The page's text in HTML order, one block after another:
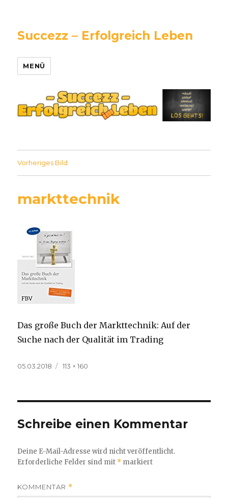
Succezz – Erfolgreich Leben
MENÜ
Vorheriges Bild
markttechnik
Das große Buch der Markttechnik: Auf der
Suche nach der Qualität im Trading
Veröffentlicht
05.03.2018
Volle
113 × 160
Schreibe einen Kommentar
Deine E-Mail-Adresse wird nicht veröffentlicht.
Erforderliche Felder sind mit * markiert
KOMMENTAR *